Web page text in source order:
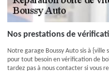
Nos prestations de
Notre garage Boussy Auto sis à
pour tout besoin en vérification de
tardez pas à nous contacter si vous